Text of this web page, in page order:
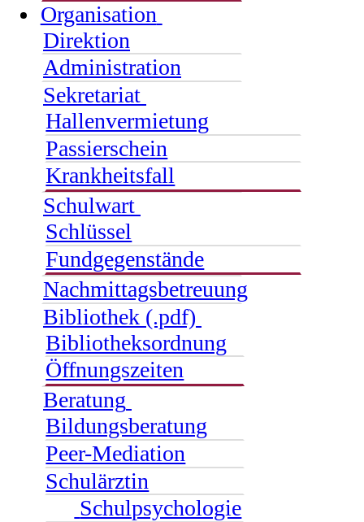
Organisation
Direktion
Administration
Sekretariat
Hallenvermietung
Passierschein
Krankheitsfall
Schulwart
Schlüssel
Fundgegenstände
Nachmittagsbetreuung
Bibliothek (.pdf)
Bibliotheksordnung
Öffnungszeiten
Beratung
Bildungsberatung
Peer-Mediation
Schulärztin
Schulpsychologie